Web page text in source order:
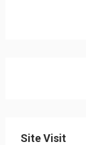
Site Visit